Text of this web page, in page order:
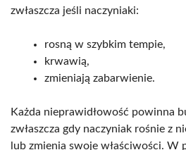
zwłaszcza jeśli naczyniaki:
rosną w szybkim tempie,
krwawią,
zmieniają zabarwienie.
Każda nieprawidłowość powinna
zwłaszcza gdy naczyniak rośnie z
lub zmienia swoje właściwości.